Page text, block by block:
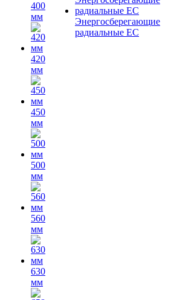
400
мм
420
мм
450
мм
500
мм
560
мм
630
мм
Энергосберегающие
радиальные EC